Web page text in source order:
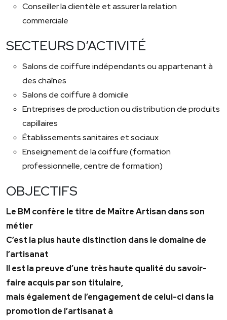
Conseiller la clientèle et assurer la relation
commerciale
SECTEURS D’ACTIVITÉ
Salons de coiffure indépendants ou appartenant à
des chaînes
Salons de coiffure à domicile
Entreprises de production ou distribution de produits
capillaires
Établissements sanitaires et sociaux
Enseignement de la coiffure (formation
professionnelle, centre de formation)
OBJECTIFS
Le BM confère le titre de Maître Artisan dans son
métier
C’est la plus haute distinction dans le domaine de
l’artisanat
Il est la preuve d’une très haute qualité du savoir-
faire acquis par son titulaire,
mais également de l’engagement de celui-ci dans la
promotion de l’artisanat à